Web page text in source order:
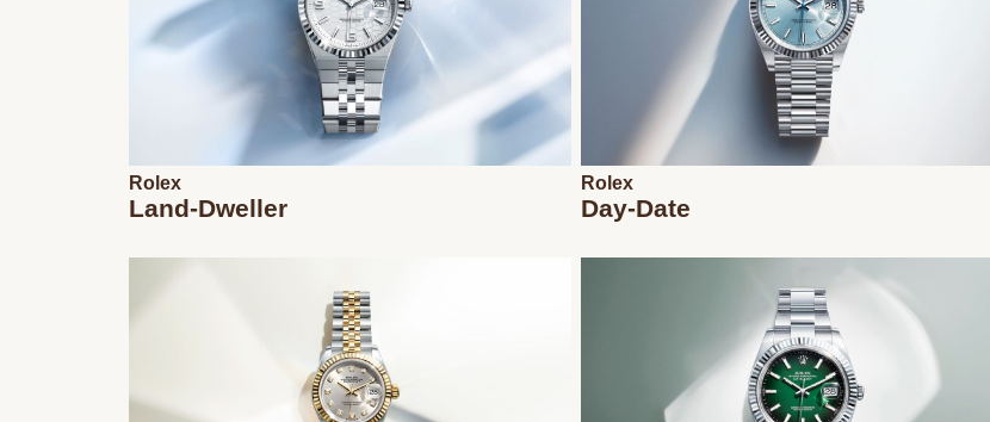
Rolex
Land-Dweller
Rolex
Day-Date